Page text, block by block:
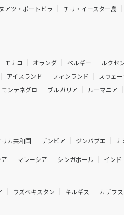
アツ・ポートビラ チリ・イースター島
モナコ オランダ ベルギー ルクセ
アイスランド フィンランド スウェ
モンテネグロ ブルガリア ルーマニア
カ共和国 ザンビア ジンバブエ ナ
マレーシア シンガポール インド
ウズベキスタン キルギス カザフ